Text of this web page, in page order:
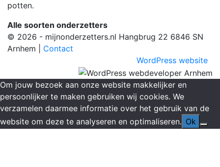
potten.
Alle soorten onderzetters
© 2026 - mijnonderzetters.nl Hangbrug 22 6846 SN
Arnhem | Contact
WordPress website
Om jouw bezoek aan onze website makkelijker en
persoonlijker te maken gebruiken wij cookies. We
verzamelen daarmee informatie over het gebruik van de
website om deze te analyseren en optimaliseren. Ok